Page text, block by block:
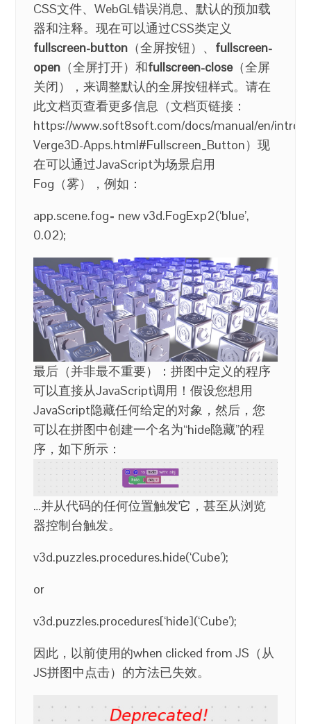
CSS文件、WebGL错误消息、默认的预加载
器和注释。现在可以通过CSS类定义
fullscreen-button （全屏按钮）、 fullscreen-
open （全屏打开）和fullscreen-close（全屏
关闭），来调整默认的全屏按钮样式。请在
此文档页查看更多信息（文档页链接：
https://www.soft8soft.com/docs/manual/en/
Verge3D-Apps.html#Fullscreen_Button）现
在可以通过JavaScript为场景启用
Fog（雾），例如：
app.scene.fog= new v3d.FogExp2(‘blue’,
0.02);
最后（并非最不重要）：拼图中定义的程序
可以直接从JavaScript调用！假设您想用
JavaScript隐藏任何给定的对象，然后，您
可以在拼图中创建一个名为“hide隐藏”的程
序，如下所示：
…并从代码的任何位置触发它，甚至从浏览
器控制台触发。
v3d.puzzles.procedures.hide(‘Cube’);
or
v3d.puzzles.procedures[‘hide](‘Cube’);
因此，以前使用的when clicked from JS（从
JS拼图中点击）的方法已失效。